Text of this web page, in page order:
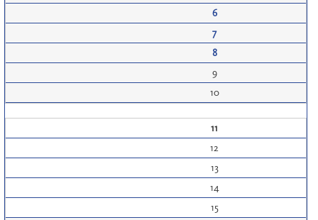
6
7
8
9
10
11
12
13
14
15